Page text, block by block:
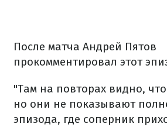
После матча Андрей Пятов
прокомментировал этот
"Там на повторах видно,
но они не показывают
эпизода, где соперник